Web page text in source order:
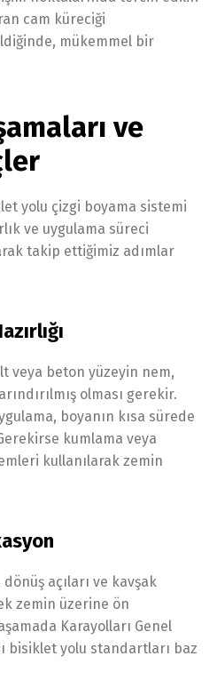
cam küreciği
mükemmel bir
ve
yolu çizgi boyama sistemi
ve uygulama süreci
takip ettiğimiz adımlar
veya beton yüzeyin nem,
olması gerekir.
boyanın kısa sürede
kumlama veya
kullanılarak zemin
açıları ve kavşak
zemin üzerine ön
Karayolları Genel
bisiklet yolu standartları baz